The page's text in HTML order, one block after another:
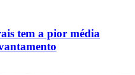
tem a pior média